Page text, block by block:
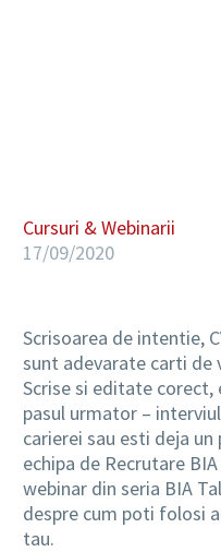
RO
Cursuri & Webinarii
17/09/2020
Scrisoarea de intentie,
sunt adevarate carti de
Scrise si editate corect,
pasul urmator –
carierei sau esti deja
echipa de Recrutare
webinar din seria BIA
despre cum poti folosi
tau.